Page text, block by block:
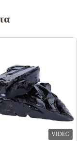
VIDEO